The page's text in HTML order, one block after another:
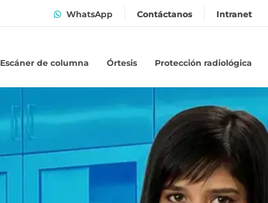
WhatsApp Contáctanos Intranet
Escáner de columna Órtesis Protección radiológica